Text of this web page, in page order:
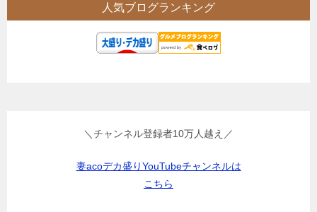
人気ブログランキング
＼チャンネル登録者10万人越え／
妻acoデカ盛りYouTubeチャンネルは
こちら